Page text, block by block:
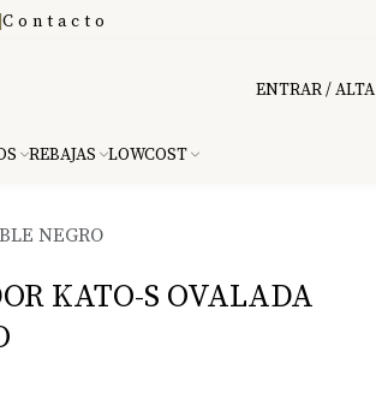
Contacto
ENTRAR / ALTA
REBAJAS LOWCOST
NEGRO
KATO-S OVALADA